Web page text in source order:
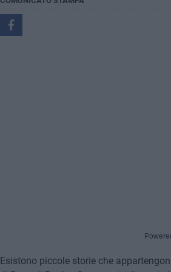
Esistono piccole storie che